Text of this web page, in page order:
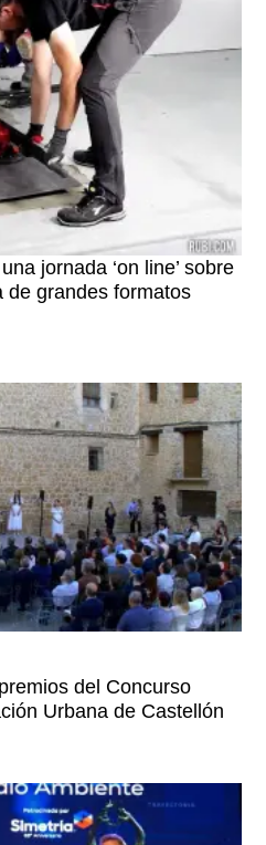
jornada ‘on line’ sobre
de grandes formatos
del Concurso
Urbana de Castellón